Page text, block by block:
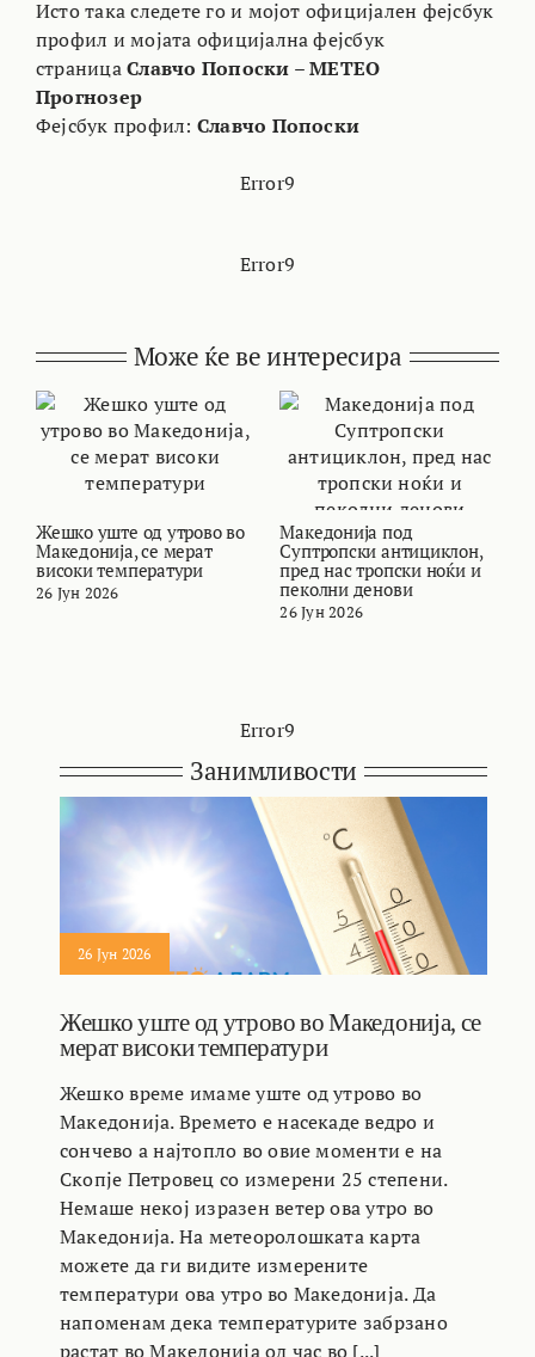
Исто така следете го и мојот официјален фејсбук
профил и мојата официјална фејсбук
страницаСлавчо Попоски – МЕТЕО
Прогнозер
Фејсбук профил: Славчо Попоски
Error9
Error9
Може ќе ве интересира
Жешко уште од утрово во
Македонија, се мерат
високи температури
26 Јун 2026
Македонија под
Суптропски антициклон,
пред нас тропски ноќи и
пеколни денови
26 Јун 2026
Error9
Занимливости
26 Јун 2026
Жешко уште од утрово во Македонија, се
мерат високи температури
Жешко време имаме уште од утрово во
Македонија. Времето е насекаде ведро и
сончево а најтопло во овие моменти е на
Скопје Петровец со измерени 25 степени.
Немаше некој изразен ветер ова утро во
Македонија. На метеоролошката карта
можете да ги видите измерените
температури ова утро во Македонија. Да
напоменам дека температурите забрзано
растат во Македонија од час во [...]